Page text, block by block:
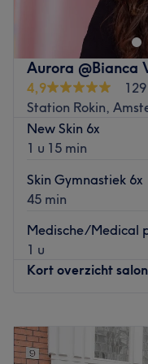
Aurora @Bianca
4,9
Station Rokin,
New Skin 6x
1 u 15 min
Skin Gymnastiek 6x
45 min
Medische/Medical
1 u
Kort overzicht
Dinsdag
Woensdag